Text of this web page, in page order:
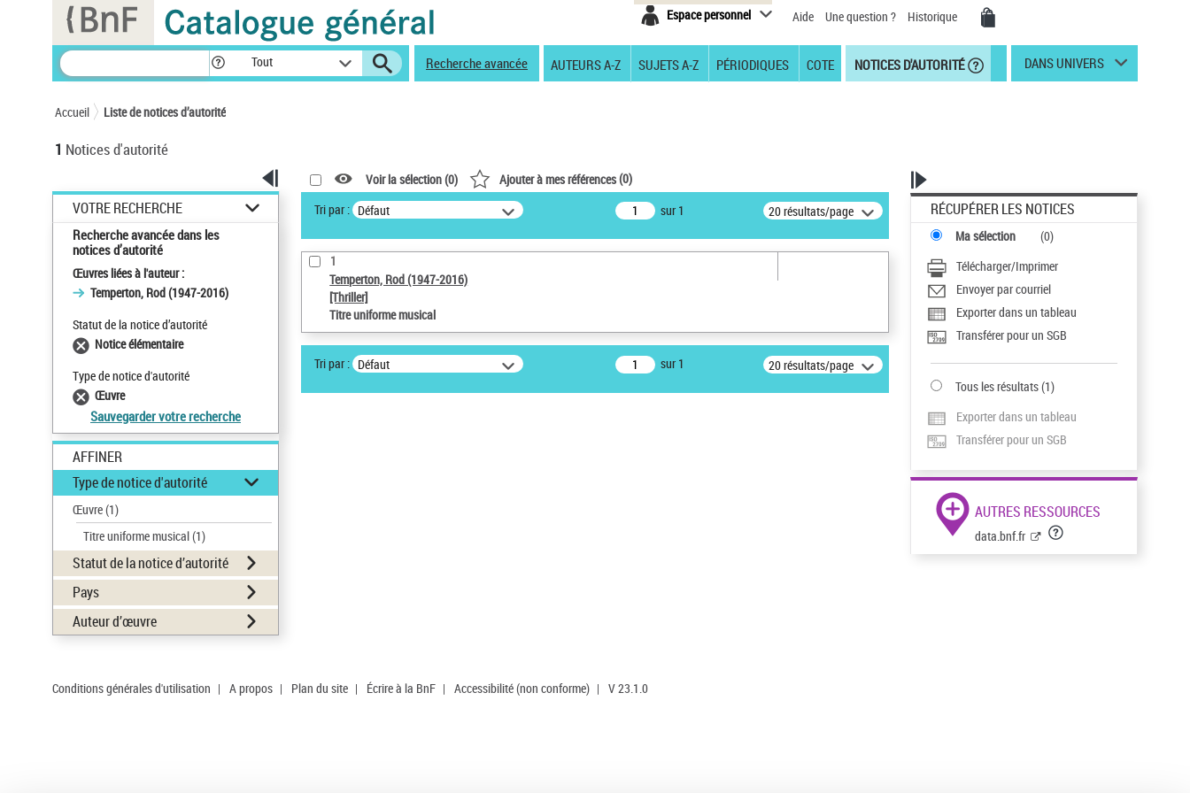
Espace personnel Aide Une question ? Historique
Tout Recherche avancée AUTEURS A-Z SUJETS A-Z PÉRIODIQUES COTE NOTICES D'AUTORITÉ DANS UNIVERS
Accueil Liste de notices d’autorité
1 Notices d'autorité
VOTRE RECHERCHE
Recherche avancée dans les
notices d’autorité
Œuvres liées à l'auteur :
Temperton, Rod (1947-2016)
Statut de la notice d’autorité
Notice élémentaire
Type de notice d'autorité
Œuvre
Sauvegarder votre recherche
AFFINER
Type de notice d'autorité
Œuvre(1)
Titre uniforme musical(1)
Statut de la notice d’autorité
Pays
Auteur d’œuvre
Voir la sélection (0) Ajouter à mes références(0)
Tri par : Défaut sur 1 20 résultats/page
1
Temperton, Rod (1947-2016)
[Thriller]
Titre uniforme musical
Tri par : Défaut sur 1 20 résultats/page
RÉCUPÉRER LES NOTICES
Ma sélection (0)
Télécharger/Imprimer
Envoyer par courriel
Exporter dans un tableau
Transférer pour un SGB
Tous les résultats(1)
Exporter dans un tableau
Transférer pour un SGB
AUTRES RESSOURCES
data.bnf.fr
Conditions générales d'utilisation | A propos | Plan du site | Écrire à la BnF | Accessibilité (non conforme) | V 23.1.0
Panneau de gestion des cookies